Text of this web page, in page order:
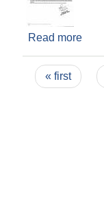
Read more
Pages
« first